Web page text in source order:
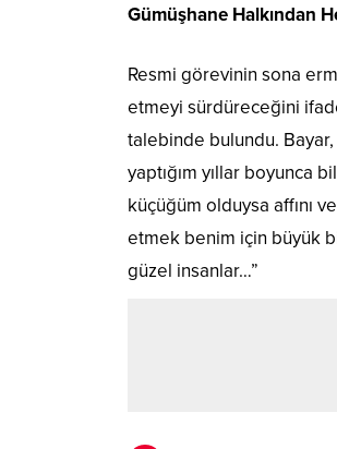
Gümüşhane Halkından
Resmi görevinin sona
etmeyi sürdüreceğini
talebinde bulundu.
yaptığım yıllar boyunca
küçüğüm olduysa affını
etmek benim için büyük
güzel insanlar…”